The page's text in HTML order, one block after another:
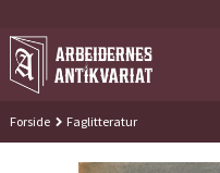
til
innholdet
Forside Faglitteratur